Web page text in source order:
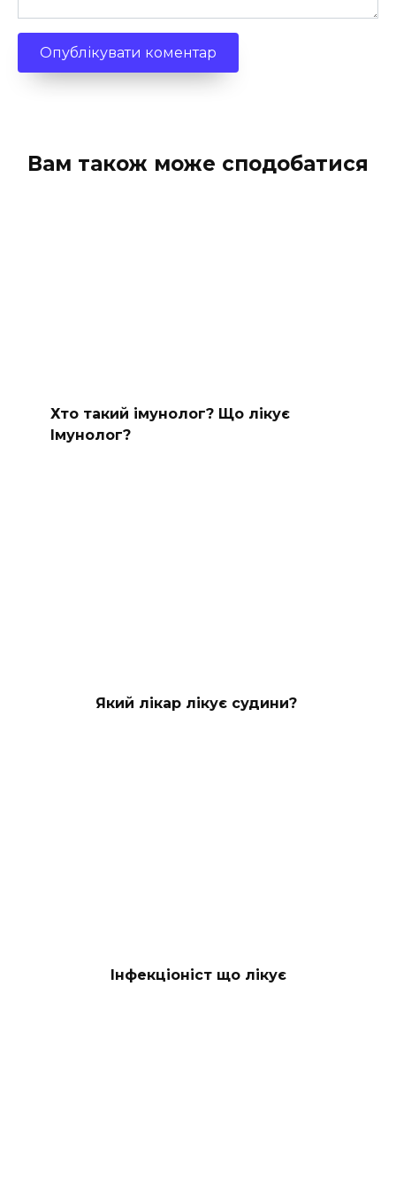
Вам також може сподобатися
Хто такий імунолог? Що лікує
Імунолог?
Який лікар лікує судини?
Інфекціоніст що лікує